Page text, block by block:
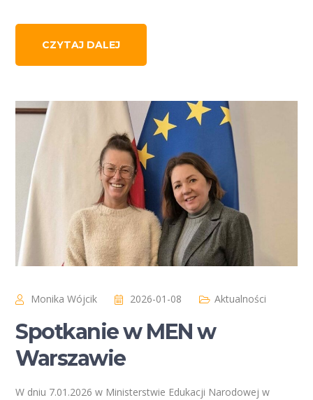
CZYTAJ DALEJ
Monika Wójcik 2026-01-08 Aktualności
Spotkanie w MEN w
Warszawie
W dniu 7.01.2026 w Ministerstwie Edukacji Narodowej w